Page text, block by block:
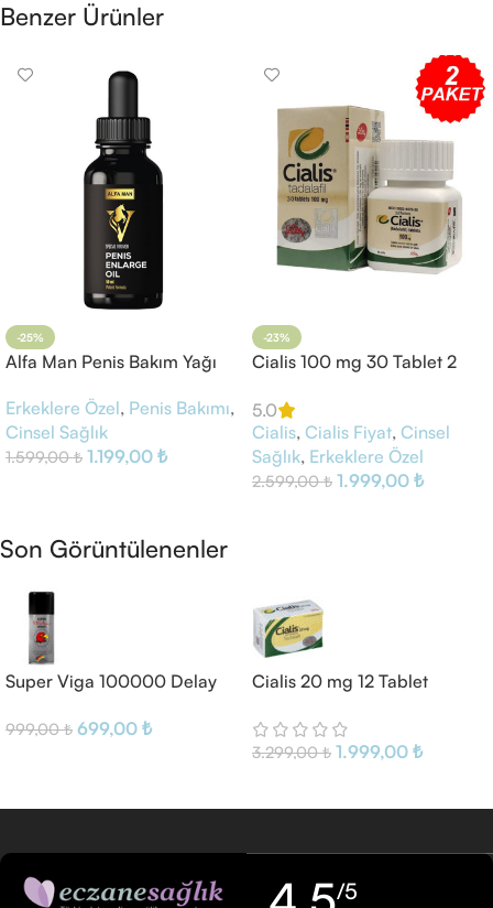
Benzer Ürünler
-25%
Alfa Man Penis Bakım Yağı
Erkeklere Özel, Penis Bakımı,
Cinsel Sağlık
1.599,00₺ 1.199,00 ₺
-23%
Cialis 100 mg 30 Tablet 2
5.0
Cialis, Cialis Fiyat, Cinsel
Sağlık, Erkeklere Özel
2.599,00₺ 1.999,00 ₺
Son Görüntülenenler
Super Viga 100000 Delay
999,00₺ 699,00 ₺
Cialis 20 mg 12 Tablet
3.299,00₺ 1.999,00 ₺
/5